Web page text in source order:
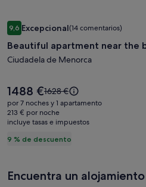
Galería
de
imágenes
de
apartment
near
the
beach
(
5)
9,69,6 sobre 10, Excepcional, (14
Excepcional(14 comentarios)
Beautiful apartment near the
Ciudadela de Menorca
9 % de descuento
El
precio
es
de
1488 €El
precio
era
de
consulta
sobre
1628 €
por 7 noches y 1 apartamento
213 € por noche
incluye tasas e impuestos
Beautiful apartment near the
Encuentra un